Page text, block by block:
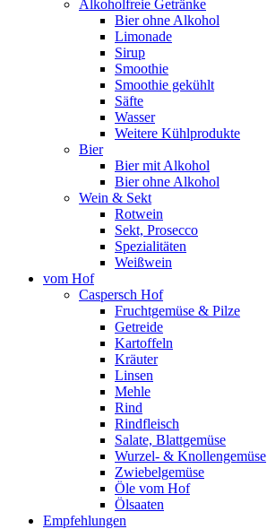
Alkoholfreie Getränke
Bier ohne Alkohol
Limonade
Sirup
Smoothie
Smoothie gekühlt
Säfte
Wasser
Weitere Kühlprodukte
Bier
Bier mit Alkohol
Bier ohne Alkohol
Wein & Sekt
Rotwein
Sekt, Prosecco
Spezialitäten
Weißwein
vom Hof
Caspersch Hof
Fruchtgemüse & Pilze
Getreide
Kartoffeln
Kräuter
Linsen
Mehle
Rind
Rindfleisch
Salate, Blattgemüse
Wurzel- & Knollengemüse
Zwiebelgemüse
Öle vom Hof
Ölsaaten
Empfehlungen